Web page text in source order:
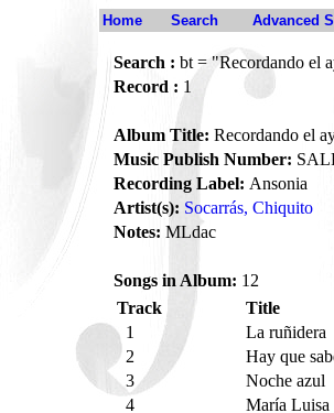
Home Search Advanced
Search : bt = "Recordando el
Record : 1
Album Title: Recordando el
Music Publish Number:
Recording Label: Ansonia
Artist(s): Socarrás, Chiquito
Notes: MLdac
Songs in Album: 12
Track
Title
1
La ruñidera
2
Hay que
3
Noche azul
4
María Luisa